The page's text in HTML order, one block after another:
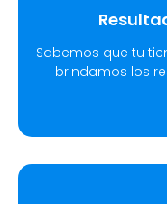
Sabemos que tu
brindamos los